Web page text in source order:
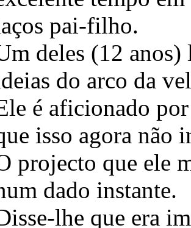
pai-filho.
deles (12 anos)
do arco da
é aficionado
isso agora não
projecto que ele
dado instante.
lhe que era